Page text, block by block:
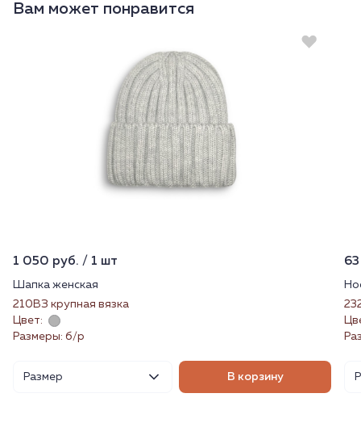
Вам может понравится
1 050 руб. / 1 шт
Шапка женская
210ВЗ крупная вязка
Цвет:
Размеры: б/р
Размер В корзину